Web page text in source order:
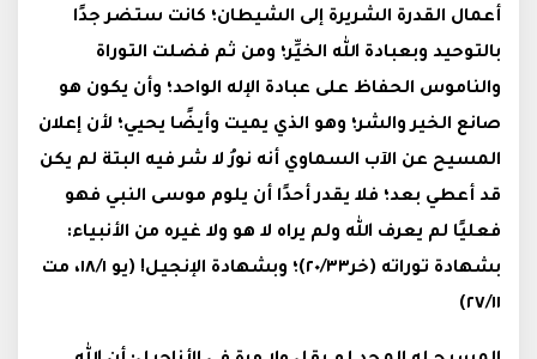
أعمال القدرة الشريرة إلى الشيطان؛ كانت ستضر جدًا
بالتوحيد وبعبادة الله الخيِّر؛ ومن ثم فضلت التوراة
والناموس الحفاظ على عبادة الإله الواحد؛ وأن يكون هو
صانع الخير والشر؛ وهو الذي يميت وأيضًا يحيي؛ لأن إعلان
المسيح عن الآب السماوي أنه نورُ لا شر فيه البتة لم يكن
قد أعطي بعد؛ فلا يقدر أحدًا أن يلوم موسى النبي فهو
فعليًا لم يعرف الله ولم يراه لا هو ولا غيره من الأنبياء:
بشهادة توراته (خر٢٠/٣٣)؛ وبشهادة الإنجيل! (يو ١٨/١، مت
٢٧/١١)